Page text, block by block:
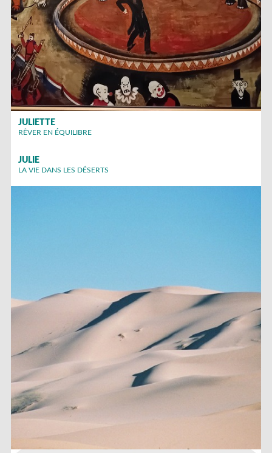
JULIETTE
RÊVER EN ÉQUILIBRE
JULIE
LA VIE DANS LES DÉSERTS